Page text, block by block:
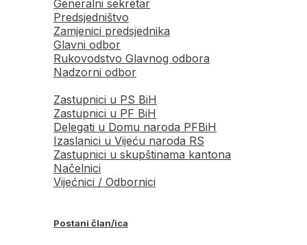
Generalni sekretar
Predsjedništvo
Zamjenici predsjednika
Glavni odbor
Rukovodstvo Glavnog odbora
Nadzorni odbor
Zastupnici u PS BiH
Zastupnici u PF BiH
Delegati u Domu naroda PFBiH
Izaslanici u Vijeću naroda RS
Zastupnici u skupštinama kantona
Načelnici
Vijećnici / Odbornici
Postani član/ica